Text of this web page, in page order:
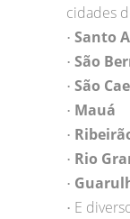
cidades
• Santo
• São
• São
• Mauá
•
• Rio
•
• E